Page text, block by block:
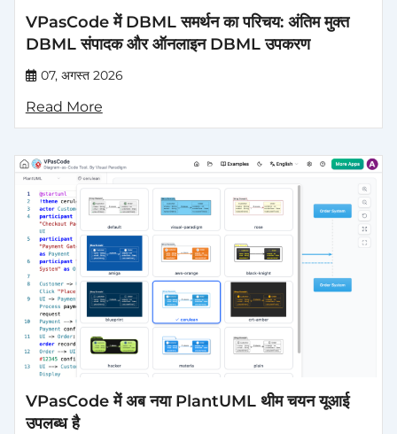
VPasCode में DBML समर्थन का परिचय: अंतिम मुक्त
DBML संपादक और ऑनलाइन DBML उपकरण
07, अगस्त 2026
Read More
VPasCode में अब नया PlantUML थीम चयन यूआई
उपलब्ध है